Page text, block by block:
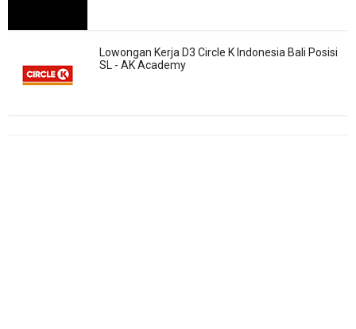
Lowongan Kerja D3 Circle K Indonesia Bali Posisi
SL - AK Academy